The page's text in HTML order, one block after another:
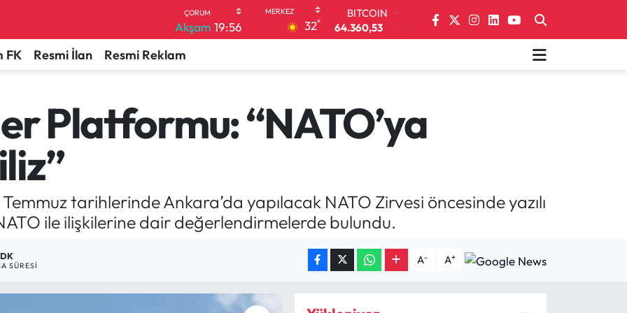
Akşam 19:56 32°
64.360,53
DOLAR
64,1897
GRAM ALTIN
6618.49
2.12
BİST100
FK Resmi İlan Resmi Reklam
Platformu: “NATO’ya
tarihlerinde Ankara’da yapılacak NATO Zirvesi öncesinde yazılı
ile ilişkilerine dair değerlendirmelerde bulundu.
DK
SÜRESI A- A+